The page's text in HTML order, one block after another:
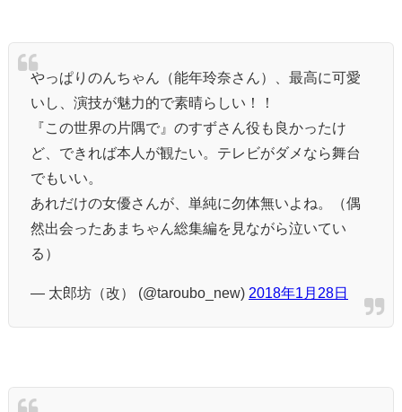
やっぱりのんちゃん（能年玲奈さん）、最高に可愛
いし、演技が魅力的で素晴らしい！！
『この世界の片隅で』のすずさん役も良かったけ
ど、できれば本人が観たい。テレビがダメなら舞台
でもいい。
あれだけの女優さんが、単純に勿体無いよね。（偶
然出会ったあまちゃん総集編を見ながら泣いてい
る）
— 太郎坊（改） (@taroubo_new) 2018年1月28日